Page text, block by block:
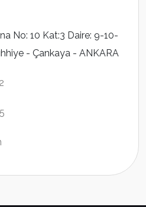
No: 10 Kat:3 Daire: 9-10-
- Çankaya - ANKARA